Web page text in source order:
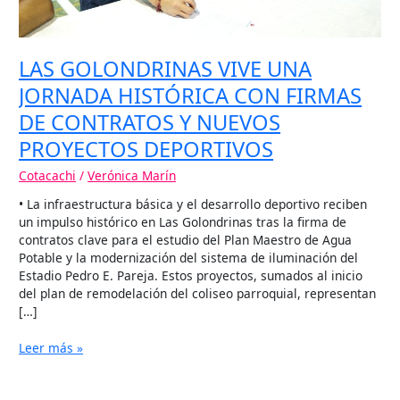
LAS GOLONDRINAS VIVE UNA
JORNADA HISTÓRICA CON FIRMAS
DE CONTRATOS Y NUEVOS
PROYECTOS DEPORTIVOS
Cotacachi /Verónica Marín
• La infraestructura básica y el desarrollo deportivo reciben
un impulso histórico en Las Golondrinas tras la firma de
contratos clave para el estudio del Plan Maestro de Agua
Potable y la modernización del sistema de iluminación del
Estadio Pedro E. Pareja. Estos proyectos, sumados al inicio
del plan de remodelación del coliseo parroquial, representan
[…]
PROYECTOS
DEPORTIVOS
Leer más »